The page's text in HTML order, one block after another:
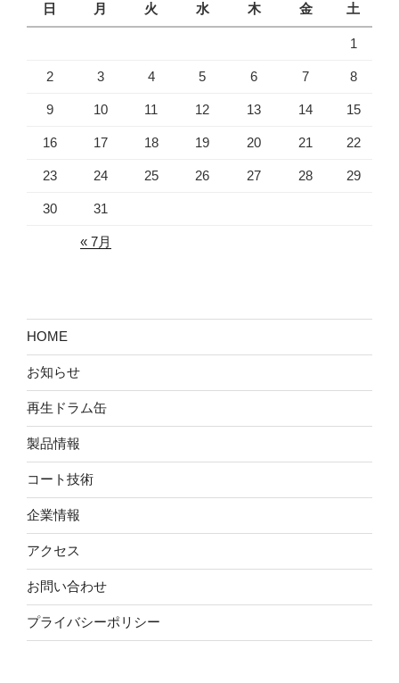
日
月 火 水 木 金 土
1
2 3 4 5 6 7 8
9 10 11 12 13 14 15
16 17 18 19 20 21 22
23 24 25 26 27 28 29
30 31
« 7月
HOME
お知らせ
再生ドラム缶
製品情報
コート技術
企業情報
アクセス
お問い合わせ
プライバシーポリシー